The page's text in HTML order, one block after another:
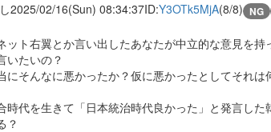
2025/02/16(Sun) 08:34:37ID:Y3OTk5MjA(8/8) NG
ット右翼とか言い出したあなたが中立的な意見を
いたいの？
にそんなに悪かったか？仮に悪かったとしてそれは
時代を生きて「日本統治時代良かった」と発言し
？